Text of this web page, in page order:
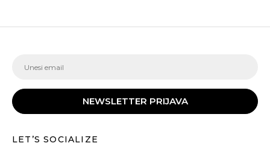
NEWSLETTER PRIJAVA
LET’S SOCIALIZE